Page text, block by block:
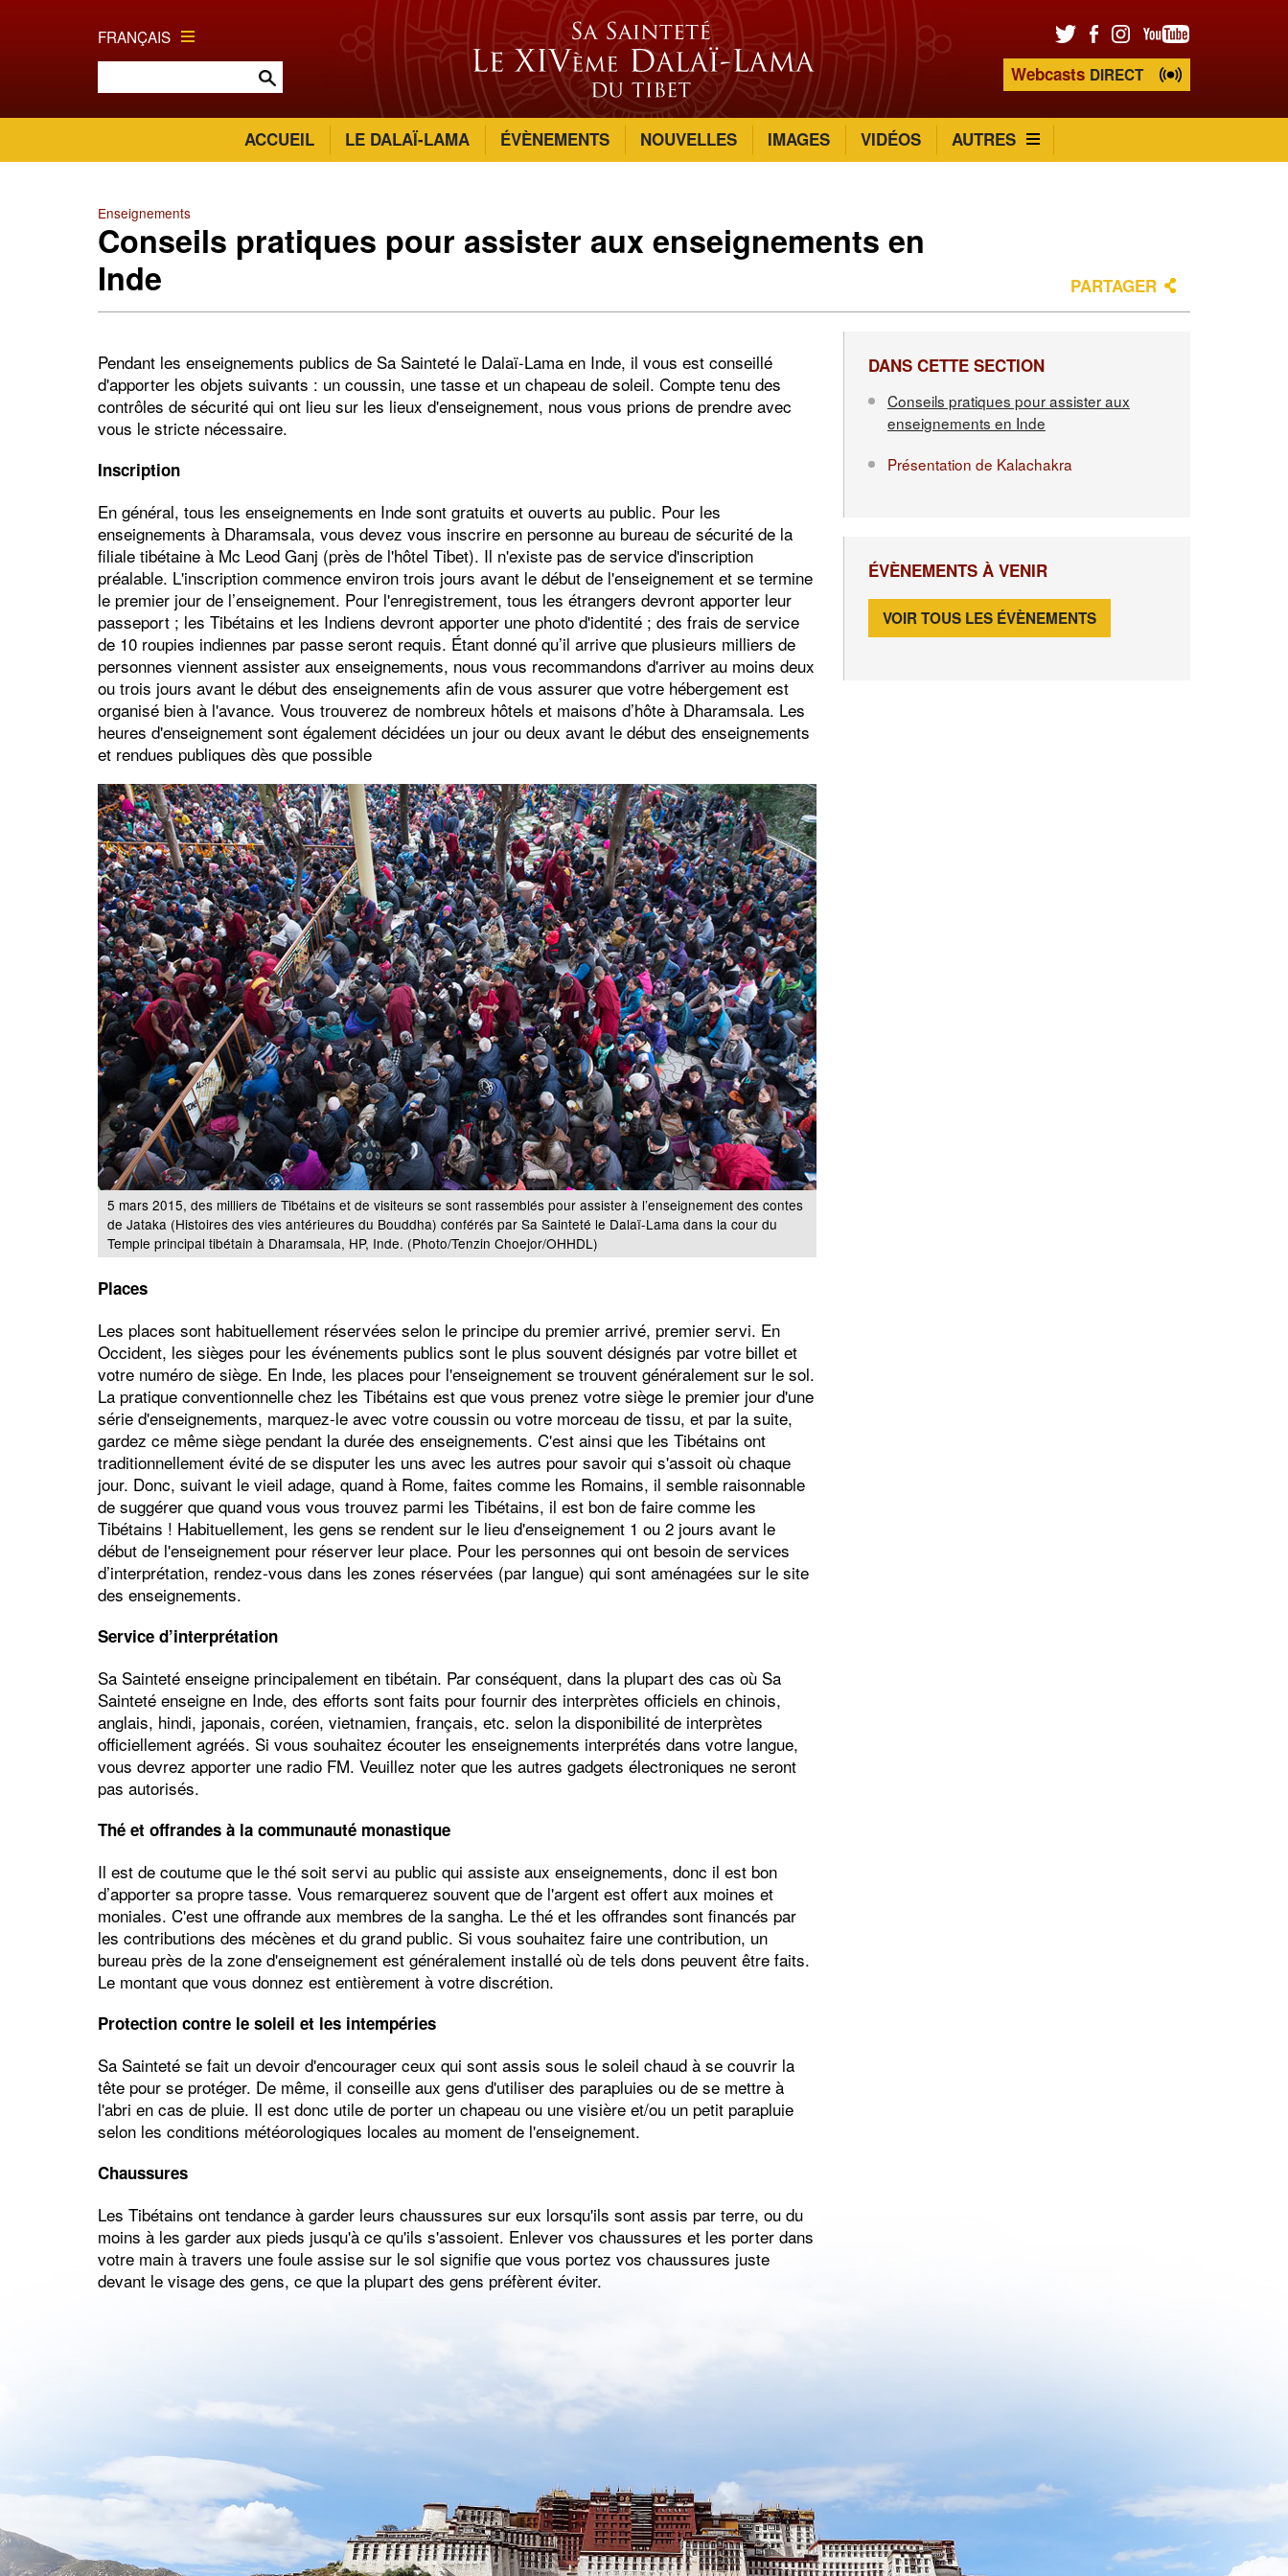
FRANÇAIS
Webcasts DIRECT
ACCUEIL LE DALAÏ-LAMA ÉVÈNEMENTS NOUVELLES IMAGES VIDÉOS AUTRES
Enseignements
Conseils pratiques pour assister aux enseignements en
Inde
PARTAGER
Pendant les enseignements publics de Sa Sainteté le Dalaï-Lama en Inde, il vous est conseillé
d'apporter les objets suivants : un coussin, une tasse et un chapeau de soleil. Compte tenu des
contrôles de sécurité qui ont lieu sur les lieux d'enseignement, nous vous prions de prendre avec
vous le stricte nécessaire.
Inscription
En général, tous les enseignements en Inde sont gratuits et ouverts au public. Pour les
enseignements à Dharamsala, vous devez vous inscrire en personne au bureau de sécurité de la
filiale tibétaine à Mc Leod Ganj (près de l'hôtel Tibet). Il n'existe pas de service d'inscription
préalable. L'inscription commence environ trois jours avant le début de l'enseignement et se termine
le premier jour de l’enseignement. Pour l'enregistrement, tous les étrangers devront apporter leur
passeport ; les Tibétains et les Indiens devront apporter une photo d'identité ; des frais de service
de 10 roupies indiennes par passe seront requis. Étant donné qu’il arrive que plusieurs milliers de
personnes viennent assister aux enseignements, nous vous recommandons d'arriver au moins deux
ou trois jours avant le début des enseignements afin de vous assurer que votre hébergement est
organisé bien à l'avance. Vous trouverez de nombreux hôtels et maisons d’hôte à Dharamsala. Les
heures d'enseignement sont également décidées un jour ou deux avant le début des enseignements
et rendues publiques dès que possible
5 mars 2015, des milliers de Tibétains et de visiteurs se sont rassemblés pour assister à l’enseignement des contes
de Jataka (Histoires des vies antérieures du Bouddha) conférés par Sa Sainteté le Dalaï-Lama dans la cour du
Temple principal tibétain à Dharamsala, HP, Inde. (Photo/Tenzin Choejor/OHHDL)
Places
Les places sont habituellement réservées selon le principe du premier arrivé, premier servi. En
Occident, les sièges pour les événements publics sont le plus souvent désignés par votre billet et
votre numéro de siège. En Inde, les places pour l'enseignement se trouvent généralement sur le sol.
La pratique conventionnelle chez les Tibétains est que vous prenez votre siège le premier jour d'une
série d'enseignements, marquez-le avec votre coussin ou votre morceau de tissu, et par la suite,
gardez ce même siège pendant la durée des enseignements. C'est ainsi que les Tibétains ont
traditionnellement évité de se disputer les uns avec les autres pour savoir qui s'assoit où chaque
jour. Donc, suivant le vieil adage, quand à Rome, faites comme les Romains, il semble raisonnable
de suggérer que quand vous vous trouvez parmi les Tibétains, il est bon de faire comme les
Tibétains ! Habituellement, les gens se rendent sur le lieu d'enseignement 1 ou 2 jours avant le
début de l'enseignement pour réserver leur place. Pour les personnes qui ont besoin de services
d’interprétation, rendez-vous dans les zones réservées (par langue) qui sont aménagées sur le site
des enseignements.
Service d’interprétation
Sa Sainteté enseigne principalement en tibétain. Par conséquent, dans la plupart des cas où Sa
Sainteté enseigne en Inde, des efforts sont faits pour fournir des interprètes officiels en chinois,
anglais, hindi, japonais, coréen, vietnamien, français, etc. selon la disponibilité de interprètes
officiellement agréés. Si vous souhaitez écouter les enseignements interprétés dans votre langue,
vous devrez apporter une radio FM. Veuillez noter que les autres gadgets électroniques ne seront
pas autorisés.
Thé et offrandes à la communauté monastique
Il est de coutume que le thé soit servi au public qui assiste aux enseignements, donc il est bon
d’apporter sa propre tasse. Vous remarquerez souvent que de l'argent est offert aux moines et
moniales. C'est une offrande aux membres de la sangha. Le thé et les offrandes sont financés par
les contributions des mécènes et du grand public. Si vous souhaitez faire une contribution, un
bureau près de la zone d'enseignement est généralement installé où de tels dons peuvent être faits.
Le montant que vous donnez est entièrement à votre discrétion.
Protection contre le soleil et les intempéries
Sa Sainteté se fait un devoir d'encourager ceux qui sont assis sous le soleil chaud à se couvrir la
tête pour se protéger. De même, il conseille aux gens d'utiliser des parapluies ou de se mettre à
l'abri en cas de pluie. Il est donc utile de porter un chapeau ou une visière et/ou un petit parapluie
selon les conditions météorologiques locales au moment de l'enseignement.
Chaussures
Les Tibétains ont tendance à garder leurs chaussures sur eux lorsqu'ils sont assis par terre, ou du
moins à les garder aux pieds jusqu'à ce qu'ils s'assoient. Enlever vos chaussures et les porter dans
votre main à travers une foule assise sur le sol signifie que vous portez vos chaussures juste
devant le visage des gens, ce que la plupart des gens préfèrent éviter.
DANS CETTE SECTION
Conseils pratiques pour assister aux
enseignements en Inde
Présentation de Kalachakra
ÉVÈNEMENTS À VENIR
VOIR TOUS LES ÉVÈNEMENTS